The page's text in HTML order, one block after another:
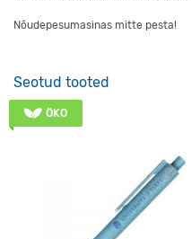
Nõudepesumasinas mitte pesta!
Seotud tooted
ÖKO